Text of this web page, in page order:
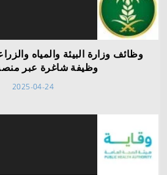
وظيفة شاغرة عبر
2025-04-24